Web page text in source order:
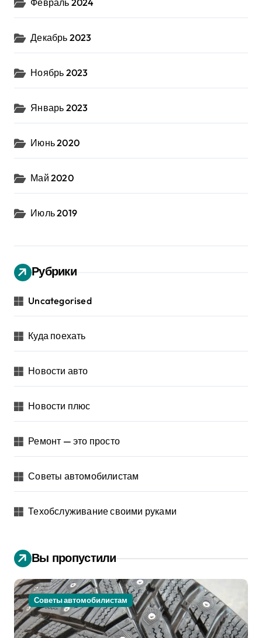
Февраль 2024
Декабрь 2023
Ноябрь 2023
Январь 2023
Июнь 2020
Май 2020
Июль 2019
Рубрики
Uncategorised
Куда поехать
Новости авто
Новости плюс
Ремонт — это просто
Советы автомобилистам
Техобслуживание своими руками
Вы пропустили
Советы автомобилистам